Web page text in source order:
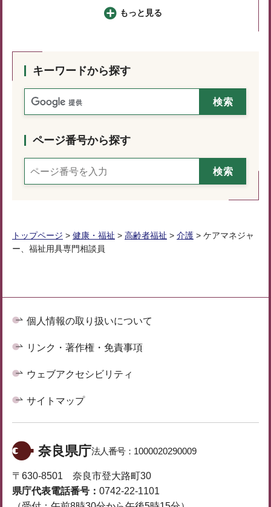
もっと見る
キーワードから探す
ページ番号から探す
トップページ > 健康・福祉 > 高齢者福祉 > 介護 > ケアマネジャ
ー、福祉用具専門相談員
個人情報の取り扱いについて
リンク・著作権・免責事項
ウェブアクセシビリティ
サイトマップ
奈良県庁法人番号： 1000020290009
〒630-8501 奈良市登大路町30
県庁代表電話番号： 0742-22-1101